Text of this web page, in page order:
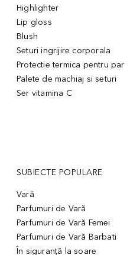
Highlighter
Lip gloss
Blush
Seturi ingrijire corporala
Protectie termica pentru par
Palete de machiaj si seturi
Ser vitamina C
SUBIECTE POPULARE
Vară
Parfumuri de Vară
Parfumuri de Vară Femei
Parfumuri de Vară Barbati
În siguranță la soare